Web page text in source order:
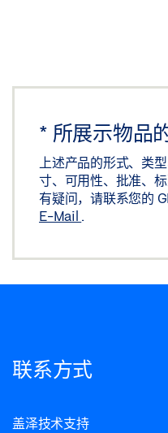
* 所展示物品
上述产品的形式、类
寸、可用性、批准、
有疑问，请联系您的
E-Mail
联系方式
盖泽技术支持